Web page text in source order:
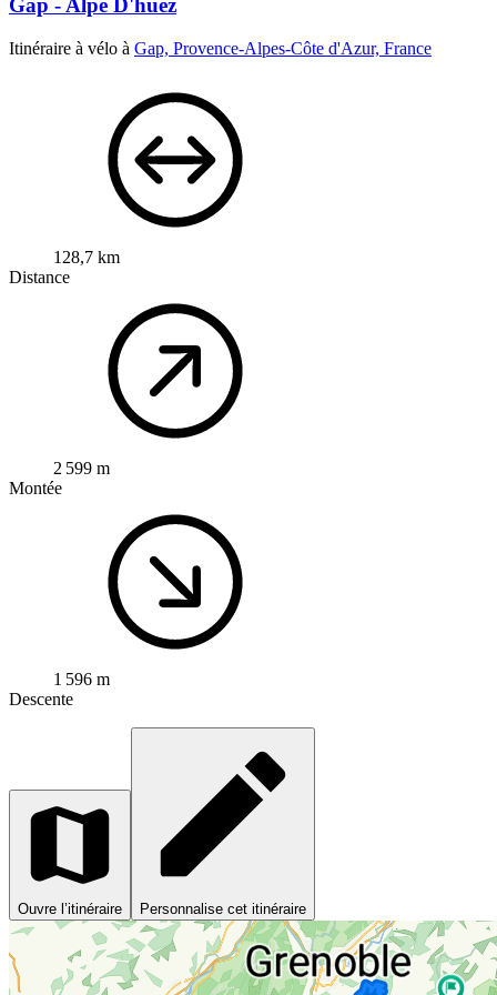
Gap - Alpe D'huez
Itinéraire à vélo à Gap, Provence-Alpes-Côte d'Azur, France
128,7 km
Distance
2 599 m
Montée
1 596 m
Descente
Ouvre l’itinéraire Personnalise cet itinéraire